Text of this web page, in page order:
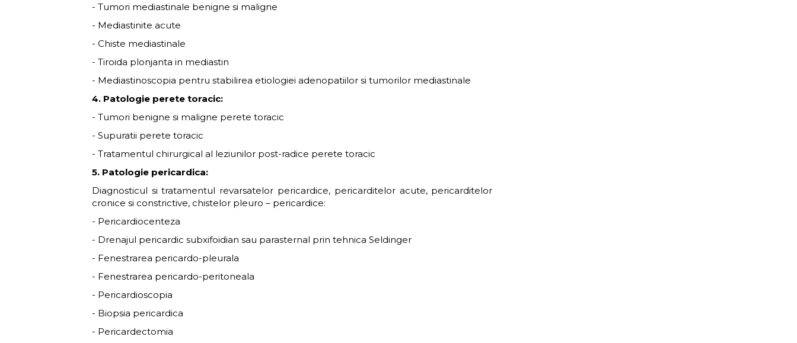
- Tumori mediastinale benigne si maligne
- Mediastinite acute
- Chiste mediastinale
- Tiroida plonjanta in mediastin
- Mediastinoscopia pentru stabilirea etiologiei adenopatiilor si tumorilor mediastinale
4. Patologie perete toracic:
- Tumori benigne si maligne perete toracic
- Supuratii perete toracic
- Tratamentul chirurgical al leziunilor post-radice perete toracic
5. Patologie pericardica:
Diagnosticul si tratamentul revarsatelor pericardice, pericarditelor acute, pericarditelor
cronice si constrictive, chistelor pleuro – pericardice:
- Pericardiocenteza
- Drenajul pericardic subxifoidian sau parasternal prin tehnica Seldinger
- Fenestrarea pericardo-pleurala
- Fenestrarea pericardo-peritoneala
- Pericardioscopia
- Biopsia pericardica
- Pericardectomia